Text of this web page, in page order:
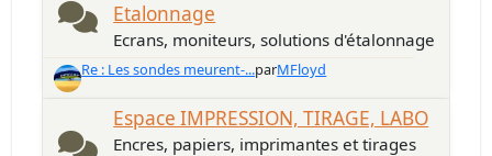
Etalonnage
Ecrans, moniteurs, solutions d'étalonnage
Re : Les sondes meurent-...parMFloyd
Espace IMPRESSION, TIRAGE, LABO
Encres, papiers, imprimantes et tirages